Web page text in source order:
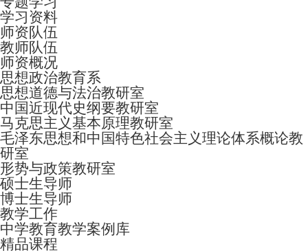
学习资料
师资队伍
教师队伍
师资概况
思想政治教育系
思想道德与法治教研室
中国近现代史纲要教研室
马克思主义基本原理教研室
毛泽东思想和中国特色社会主义理论体系概论教
研室
形势与政策教研室
硕士生导师
博士生导师
教学工作
中学教育教学案例库
精品课程